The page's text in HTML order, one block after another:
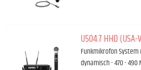
U504.7 HHD
Funkmikrofon
dynamisch - 470 - 490